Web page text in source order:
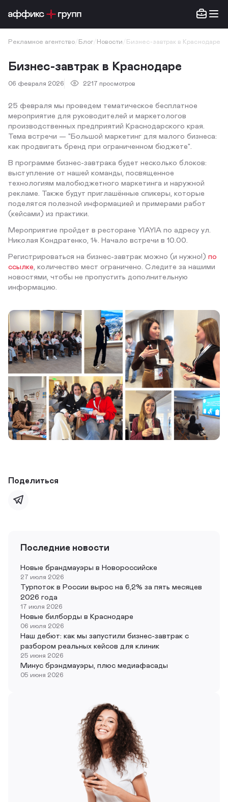
Рекламное агентство Блог Новости Бизнес-завтрак в Краснодаре
Бизнес-завтрак в Краснодаре
06 февраля 2026 2217 просмотров
25 февраля мы проведем тематическое бесплатное
мероприятие для руководителей и маркетологов
производственных предприятий Краснодарского края.
Тема встречи — "Большой маркетинг для малого бизнеса:
как продвигать бренд при ограниченном бюджете".
В программе бизнес-завтрака будет несколько блоков:
выступление от нашей команды, посвященное
технологиям малобюджетного маркетинга и наружной
рекламе. Также будут приглашённые спикеры, которые
поделятся полезной информацией и примерами работ
(кейсами) из практики.
Мероприятие пройдет в ресторане YIAYIA по адресу ул.
Николая Кондратенко, 14. Начало встречи в 10.00.
Регистрироваться на бизнес-завтрак можно (и нужно!) по
ссылке , количество мест ограничено. Следите за нашими
новостями, чтобы не пропустить дополнительную
информацию.
Поделиться
Последние новости
Новые брандмауэры в Новороссийске
27 июля 2026
Турпоток в России вырос на 6,2% за пять месяцев
2026 года
17 июля 2026
Новые билборды в Краснодаре
06 июля 2026
Наш дебют: как мы запустили бизнес-завтрак с
разбором реальных кейсов для клиник
25 июня 2026
Минус брэндмауэры, плюс медиафасады
05 июня 2026